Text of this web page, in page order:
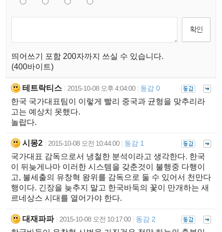
띄어쓰기 포함 200자까지 쓰실 수 있습니다.
(400바이트)
테트락티스 2015-10-08 오후 4:04:00 동감 0
한국 국가대표팀이 이렇게 빨리 중국과 균형을 맞추리라
고는 예상치 못했다.
놀랍다.
시몽2 2015-10-08 오전 10:44:00 동감 1
국가대표 감독으로서 냉철한 분석이라고 생각한다. 한국
이 뒤늦게나마 이러한 시스템을 갖춘것이 불행중 다행이
고, 불세출의 유창혁 왕위를 감독으로 둘 수 있어서 천만다
행이다. 긴장을 늦추지 말고 한국바둑의 꽃이 만개하는 새
르네상스 시대를 열어가야 한다.
대재파파 2015-10-08 오전 10:17:00 동감 2